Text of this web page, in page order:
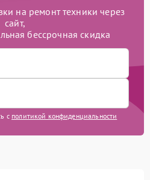
на ремонт техники через
сайт,
бессрочная скидка
с политикой конфиденциальности